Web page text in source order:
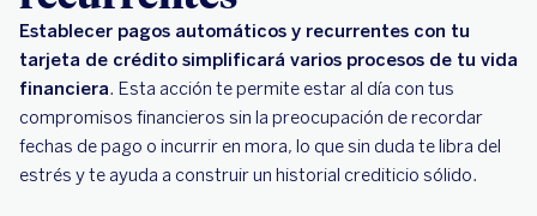
Establecer pagos automáticos y recurrentes con tu
tarjeta de crédito simplificará varios procesos de tu vida
financiera. Esta acción te permite estar al día con tus
compromisos financieros sin la preocupación de recordar
fechas de pago o incurrir en mora, lo que sin duda te libra del
estrés y te ayuda a construir un historial crediticio sólido.